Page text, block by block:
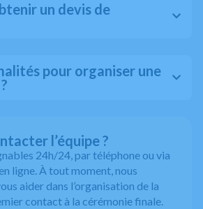
un devis de
pour organiser une
l’équipe ?
24h/24, par téléphone ou via
ligne. À tout moment, nous
aider dans l’organisation de la
contact à la cérémonie finale.